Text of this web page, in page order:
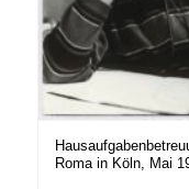
Roma in Köln, Mai